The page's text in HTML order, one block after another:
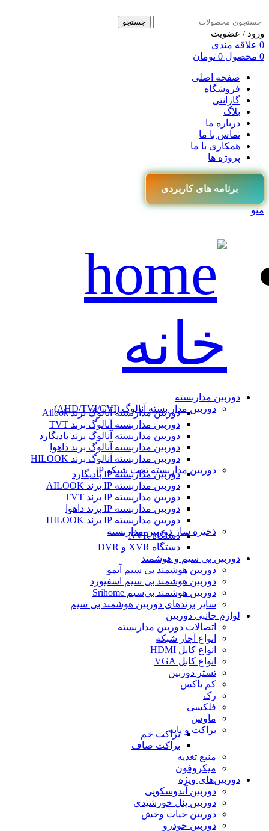
جستجو
ورود / عضویت
0 علاقه مندی
0 محصول 0 تومان
صفحه اصلی
فروشگاه
گارانتی
بلاگ
درباره ما
تماس با ما
همکاری با ما
پروژه ها
برنامه های کاربردی
منو
خانه
دوربین مداربسته
دوربین مدار بسته آنالوگ (AHD/TVI/CVI)
دوربین مداربسته آنالوگ برند Ailook
دوربین مداربسته آنالوگ برند TVT
دوربین مداربسته آنالوگ برند بادیگارد
دوربین مداربسته آنالوگ برند داهوا
دوربین مداربسته آنالوگ برند HILOOK
دوربین مداربسته تحت شبکه IP
دوربین مداربسته IP بادیگارد
دوربین مداربسته IP برند AILOOK
دوربین مداربسته IP برند TVT
دوربین مداربسته IP برند داهوا
دوربین مداربسته IP برند HILOOK
ذخیره ساز دوربین مداربسته
دستگاه NVR
دستگاه XVR و DVR
دوربین بی سیم و هوشمند
دوربین هوشمند بی سیم آیمو
دوربین هوشمند بی سیم اسفیورد
دوربین هوشمند بی‌سیم Srihome
سایر برندهای دوربین هوشمند بی سیم
لوازم جانبی دوربین
اتصالات دوربین مداربسته
انواع آچار شبکه
انواع کابل HDMI
انواع کابل VGA
تستر دوربین
کم باکس
رک
فلکسی
ماوس
براکت و پایهبراکت خم
براکت صاف
منبع تغذیه
میکروفون
دوربین‌های ویژه
دوربین آندوسکوپی
دوربین پنل خورشیدی
دوربین حیات وحش
دوربین خودرو